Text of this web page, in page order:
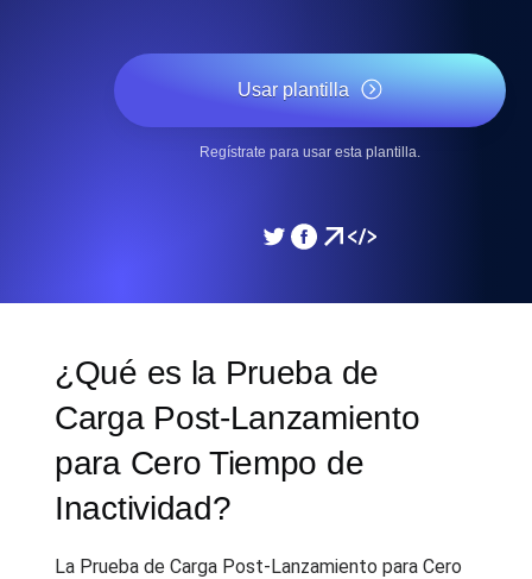
Usar plantilla
Regístrate para usar esta plantilla.
¿Qué es la Prueba de
Carga Post-Lanzamiento
para Cero Tiempo de
Inactividad?
La Prueba de Carga Post-Lanzamiento para Cero